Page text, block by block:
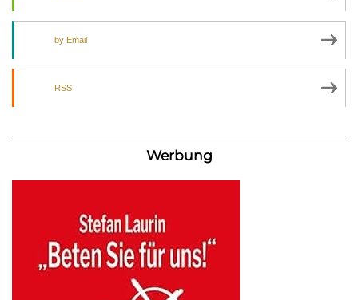
by Email
RSS
Werbung